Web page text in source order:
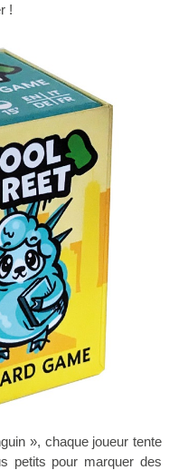
!
», chaque joueur tente
petits pour marquer des